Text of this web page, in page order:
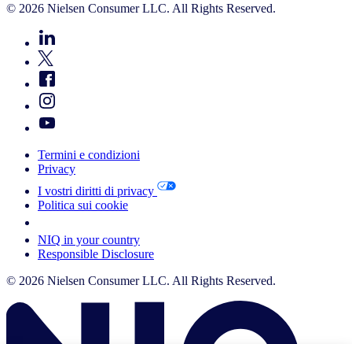
© 2026 Nielsen Consumer LLC. All Rights Reserved.
Termini e condizioni
Privacy
I vostri diritti di privacy
Politica sui cookie
NIQ in your country
Responsible Disclosure
© 2026 Nielsen Consumer LLC. All Rights Reserved.